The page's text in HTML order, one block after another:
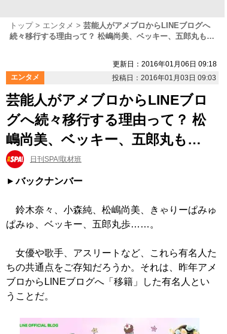
トップ エンタメ
芸能人がアメブロからLINEブログへ
続々移行する理由って？ 松嶋尚美、ベッキー、五郎丸も…
更新日：2016年01月06日 09:18
エンタメ
投稿日：2016年01月03日 09:03
芸能人がアメブロからLINEブロ
グへ続々移行する理由って？ 松
嶋尚美、ベッキー、五郎丸も…
日刊SPA!取材班
バックナンバー
鈴木奈々、小森純、松嶋尚美、きゃりーぱみゅ
ぱみゅ、ベッキー、五郎丸歩……。
女優や歌手、アスリートなど、これら有名人た
ちの共通点をご存知だろうか。それは、昨年アメ
ブロからLINEブログへ「移籍」した有名人とい
うことだ。